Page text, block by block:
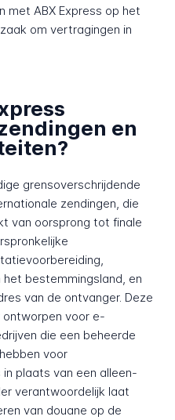
ABX Express op het
om vertragingen in
en
grensoverschrijdende
zendingen, die
van oorsprong tot finale
bestemmingsland, en
van de ontvanger. Deze
ontworpen voor e-
die een beheerde
voor
plaats van een alleen-
verantwoordelijk laat
van douane op de